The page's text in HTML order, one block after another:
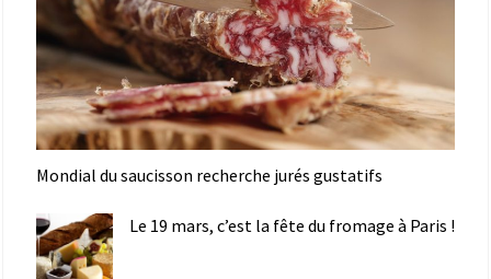
Mondial du saucisson recherche jurés gustatifs
Le 19 mars, c’est la fête du fromage à Paris !